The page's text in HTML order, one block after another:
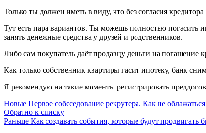
Только ты должен иметь в виду, что без согласия
Тут есть пара вариантов. Ты можешь полностью погасить
занять денежные средства у друзей и родственников.
Либо сам покупатель даёт продавцу деньги на погашение
Как только собственник квартиры гасит ипотеку, банк
Я рекомендую на такие моменты регистрировать
Новые Первое собеседование рекрутера. Как не
Обратно к списку
Раньше Как создавать события, которые будут продвигать